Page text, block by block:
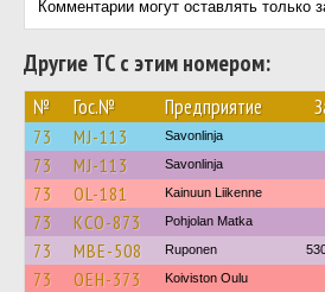
Комментарии могут оставлять только
Другие ТС с этим номером:
№ Гос.№ Предприятие
73 MJ-113 Savonlinja
73 MJ-113 Savonlinja
73 OL-181 Kainuun Liikenne
73 KCO-873 Pohjolan Matka
73 MBE-508 Ruponen
73 OEH-373 Koiviston Oulu